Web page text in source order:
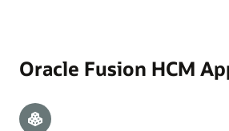
Oracle Fusion HCM